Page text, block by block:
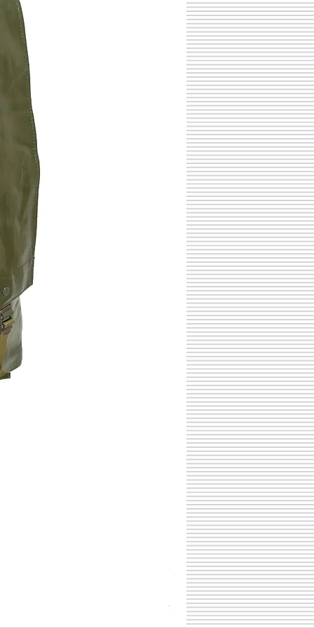
チェコスロバキア軍 連邦共
価格
￥398
消費税込み